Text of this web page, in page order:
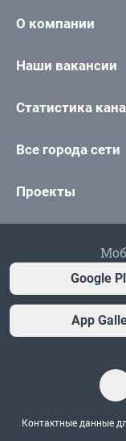
О компании
Наши вакансии
Статистика
Все города сети
Проекты
Google
App
Контактные данные